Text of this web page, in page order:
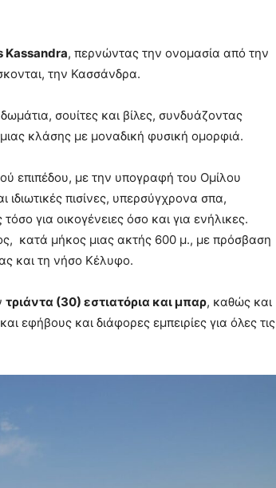
Kassandra, περνώντας την ονομασία από την
την Κασσάνδρα.
σουίτες και βίλες, συνδυάζοντας
κλάσης με μοναδική φυσική ομορφιά.
επιπέδου, με την υπογραφή του Ομίλου
πισίνες, υπερσύγχρονα σπα,
για οικογένειες όσο και για ενήλικες.
κατά μήκος μιας ακτής 600 μ., με πρόσβαση
και τη νήσο Κέλυφο.
τριάντα (30) εστιατόρια και μπαρ, καθώς και
εφήβους και διάφορες εμπειρίες για όλες τις